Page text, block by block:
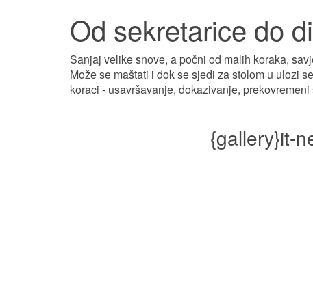
Od sekretarice do
Sanjaj velike snove, a počni od malih koraka,
Može se maštati i dok se sjedi za stolom u ulozi
koraci - usavršavanje, dokazivanje,
{gallery}it-